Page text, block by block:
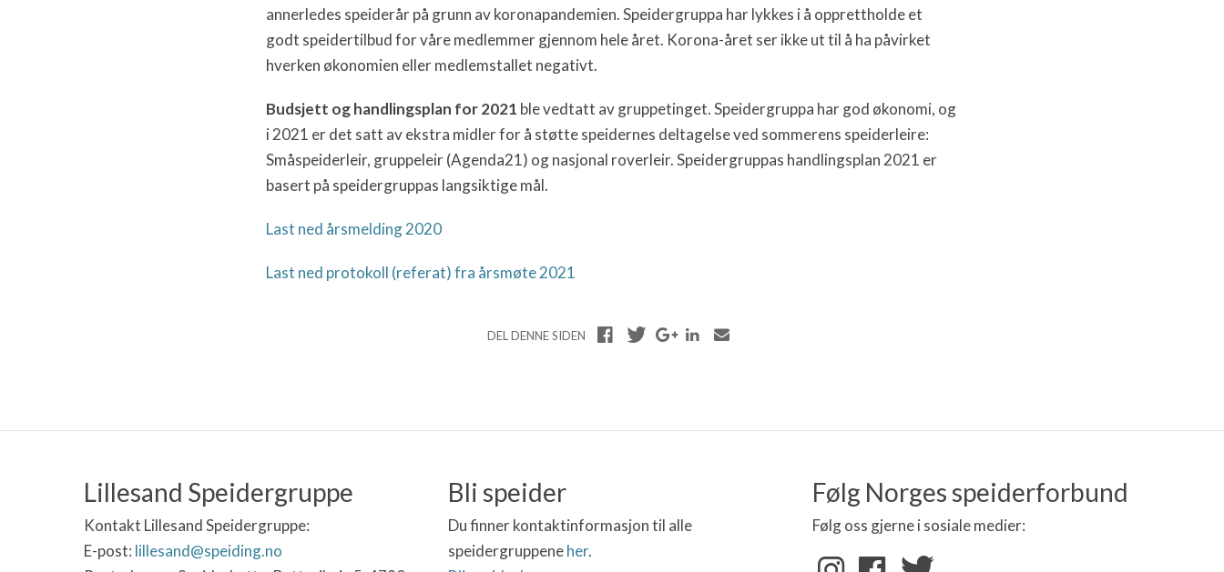
annerledes speiderår på grunn av koronapandemien. Speidergruppa har lykkes i å opprettholde et
godt speidertilbud for våre medlemmer gjennom hele året. Korona-året ser ikke ut til å ha påvirket
hverken økonomien eller medlemstallet negativt.
Budsjett og handlingsplan for 2021 ble vedtatt av gruppetinget. Speidergruppa har god økonomi, og
i 2021 er det satt av ekstra midler for å støtte speidernes deltagelse ved sommerens speiderleire:
Småspeiderleir, gruppeleir (Agenda21) og nasjonal roverleir. Speidergruppas handlingsplan 2021 er
basert på speidergruppas langsiktige mål.
Last ned årsmelding 2020
Last ned protokoll (referat) fra årsmøte 2021
DEL DENNE SIDEN
Lillesand Speidergruppe
Kontakt Lillesand Speidergruppe:
E-post: lillesand@speiding.no
Bli speider
Du finner kontaktinformasjon til alle
speidergruppeneher.
Følg Norges speiderforbund
Følg oss gjerne i sosiale medier: